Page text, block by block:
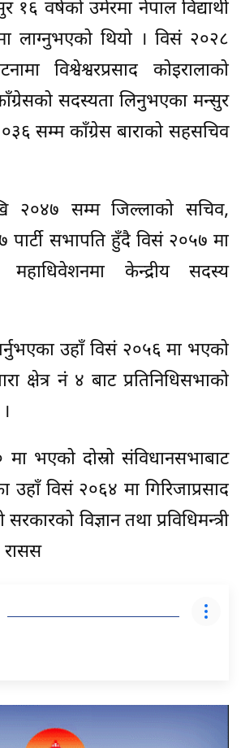
वर्षको उमेरमा नेपाल विद्यार्थी
लाग्नुभएको थियो । विसं २०२८
विश्वेश्वरप्रसाद कोइरालाको
सदस्यता लिनुभएका मन्सुर
सम्म काँग्रेस बाराको सहसचिव
२०४७ सम्म जिल्लाको सचिव,
सभापति हुँदै विसं २०५७ मा
केन्द्रीय सदस्य
उहाँ विसं २०५६ मा भएको
क्षेत्र नं ४ बाट प्रतिनिधिसभाको
भएको दोस्रो संविधानसभाबाट
विसं २०६४ मा गिरिजाप्रसाद
विज्ञान तथा प्रविधिमन्त्री
रासस